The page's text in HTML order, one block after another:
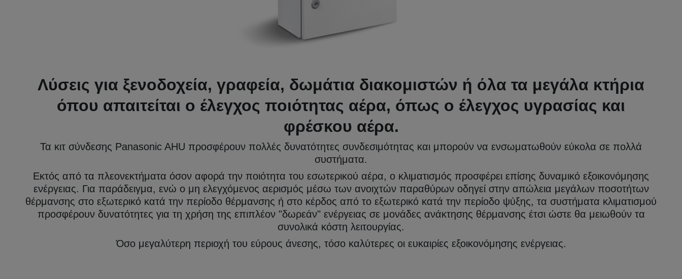
Λύσεις για ξενοδοχεία, γραφεία, δωμάτια διακομιστών ή όλα τα μεγάλα κτήρια
όπου απαιτείται ο έλεγχος ποιότητας αέρα, όπως ο έλεγχος υγρασίας και
φρέσκου αέρα.
Τα κιτ σύνδεσης Panasonic AHU προσφέρουν πολλές δυνατότητες συνδεσιμότητας και μπορούν να ενσωματωθούν εύκολα σε πολλά
συστήματα.
Εκτός από τα πλεονεκτήματα όσον αφορά την ποιότητα του εσωτερικού αέρα, ο κλιματισμός προσφέρει επίσης δυναμικό εξοικονόμησης
ενέργειας. Για παράδειγμα, ενώ ο μη ελεγχόμενος αερισμός μέσω των ανοιχτών παραθύρων οδηγεί στην απώλεια μεγάλων ποσοτήτων
θέρμανσης στο εξωτερικό κατά την περίοδο θέρμανσης ή στο κέρδος από το εξωτερικό κατά την περίοδο ψύξης, τα συστήματα κλιματισμού
προσφέρουν δυνατότητες για τη χρήση της επιπλέον "δωρεάν" ενέργειας σε μονάδες ανάκτησης θέρμανσης έτσι ώστε θα μειωθούν τα
συνολικά κόστη λειτουργίας.
Όσο μεγαλύτερη περιοχή του εύρους άνεσης, τόσο καλύτερες οι ευκαιρίες εξοικονόμησης ενέργειας.